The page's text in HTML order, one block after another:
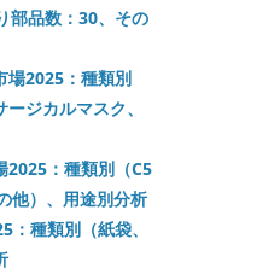
部品数：30、その
場2025：種類別
ジカルマスク、
2025：種類別（C5
他）、用途別分析
種類別（紙袋、